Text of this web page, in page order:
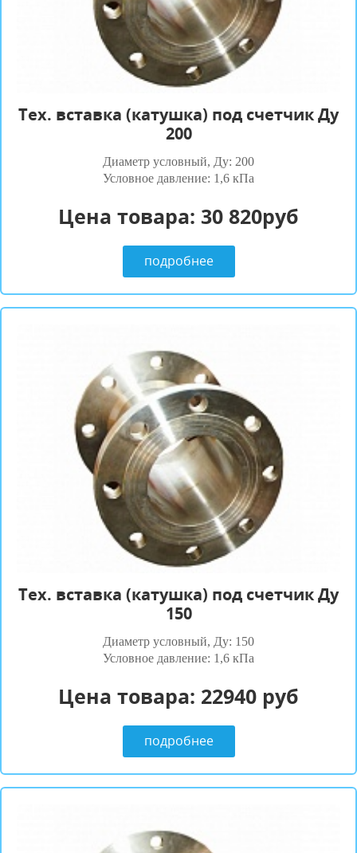
Tех. вставка (катушка) под счетчик Ду
200
Диаметр условный, Ду: 200
Условное давление: 1,6 кПа
Цена товара: 30 820руб
подробнее
Tех. вставка (катушка) под счетчик Ду
150
Диаметр условный, Ду: 150
Условное давление: 1,6 кПа
Цена товара: 22940 руб
подробнее